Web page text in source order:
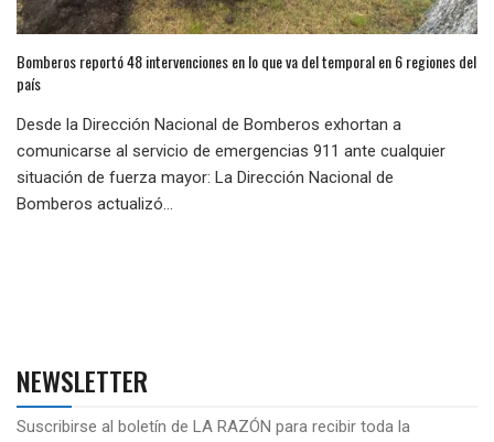
Bomberos reportó 48 intervenciones en lo que va del temporal en 6 regiones del
país
Desde la Dirección Nacional de Bomberos exhortan a
comunicarse al servicio de emergencias 911 ante cualquier
situación de fuerza mayor: La Dirección Nacional de
Bomberos actualizó...
NEWSLETTER
Suscribirse al boletín de LA RAZÓN para recibir toda la